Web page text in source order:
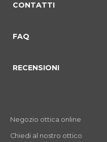
CONTATTI
FAQ
RECENSIONI
Negozio ottica online
Chiedi al nostro ottico